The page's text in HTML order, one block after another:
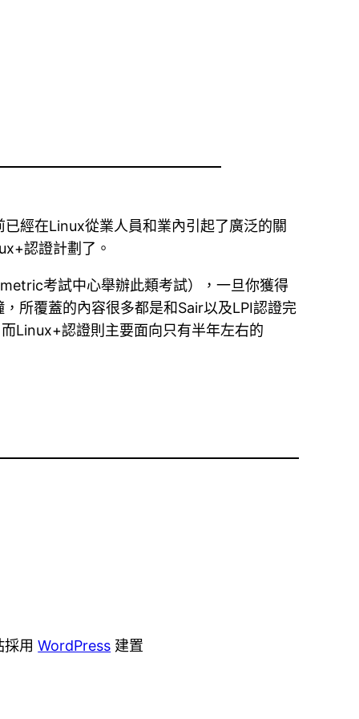
經在Linux從業人員和業內引起了廣泛的關
認證計劃了。
考試中心舉辦此類考試），一旦你獲得
所覆蓋的內容很多都是和Sair以及LPI認證完
Linux+認證則主要面向只有半年左右的
採用WordPress 建置